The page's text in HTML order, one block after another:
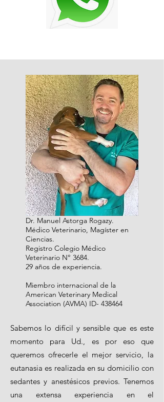
Dr. Manuel Astorga Rogazy.
Médico Veterinario, Magíster en
Ciencias.
Registro Colegio Médico
Veterinario N° 3684.
29 años de experiencia.
Miembro internacional de la
American Veterinary Medical
Association (AVMA) ID- 438464
Sabemos lo difícil y sensible que es este
momento para Ud., es por eso que
queremos ofrecerle el mejor servicio, la
eutanasia es realizada en su domicilio con
sedantes y anestésicos previos. Tenemos
una extensa experiencia en el